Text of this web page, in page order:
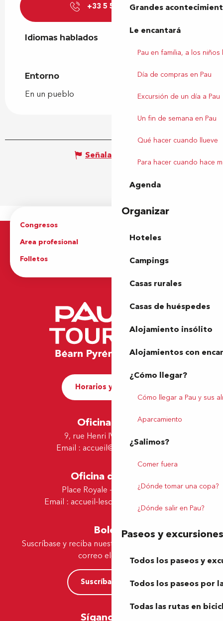
Grandes
Le encantará
Pau en familia, a los niños
Día de compras en Pau
Excursión de un día a Pau
Un fin de semana en Pau
Qué hacer cuando llueve
Para hacer cuando hace
Agenda
Organizar
Hoteles
Campings
Casas rurales
Casas de huéspedes
Alojamiento insólito
Alojamientos con
¿Cómo llegar?
Cómo llegar a Pau y sus
Aparcamiento
¿Salimos?
Comer fuera
¿Dónde tomar una copa?
¿Dónde salir en Pau?
Paseos y excursiones
Todos los paseos y
Todos los paseos por
Todas las rutas en
+33 5 59 81 74▒▒
Idiomas hablados
Idiomas hablados
Entorno
Entorno
En un pueblo
Señalar un error
Congresos
Area profesional
Prensa
Folletos
Oficina de Turismo
Horarios y contacto
Oficina de Pau
9, rue Henri IV - 64000 Pau
Email : accueil@tourismepau.fr
Oficina de Lescar
Place Royale - 64230 Lescar
Email : accueil-lescar@tourismepau.fr
Boletín
Suscríbase y reciba nuestras ofertas y noticias por
correo electrónico
Suscríbase ahora
Síganos aquí